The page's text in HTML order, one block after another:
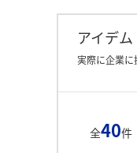
アイデ
実際に企業
全40件